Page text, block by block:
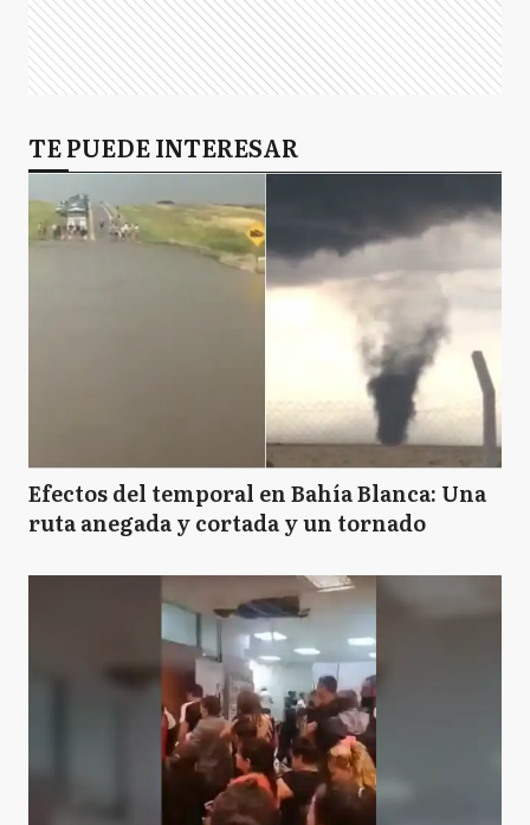
TE PUEDE INTERESAR
Efectos del temporal en Bahía Blanca: Una
ruta anegada y cortada y un tornado